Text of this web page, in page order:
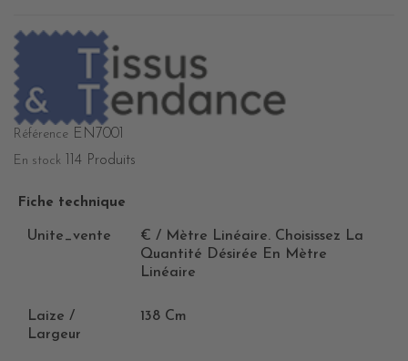
Référence EN7001
En stock 114 Produits
Fiche technique
Unite_vente
€ / Mètre Linéaire. Choisissez La
Quantité Désirée En Mètre
Linéaire
Laize /
Largeur
138 Cm